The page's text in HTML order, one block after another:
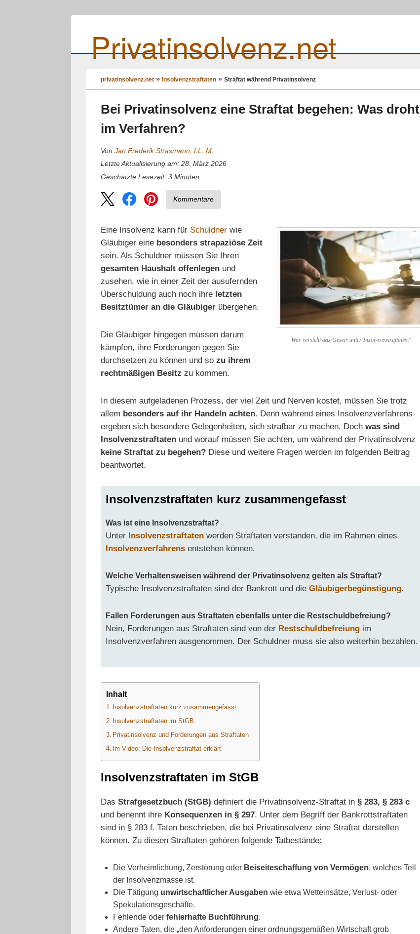
Privatinsolvenz.net
privatinsolvenz.net Insolvenzstraftaten Straftat während Privatinsolvenz
Bei Privatinsolvenz eine Straftat begehen: Was droht
im Verfahren?
Von Jan Frederik Strasmann, LL. M.
Letzte Aktualisierung am: 28. März 2026
Geschätzte Lesezeit: 3 Minuten
Kommentare
Was versteht das Gesetz unter Insolvenzstraftaten?
Eine Insolvenz kann für Schuldnerwie
Gläubiger eine besonders strapaziöse Zeit
sein. Als Schuldner müssen Sie Ihren
gesamten Haushalt offenlegenund
zusehen, wie in einer Zeit der ausufernden
Überschuldung auch noch ihre letzten
Besitztümer an die Gläubigerübergehen.
Die Gläubiger hingegen müssen darum
kämpfen, ihre Forderungen gegen Sie
durchsetzen zu können und so zu ihrem
rechtmäßigen Besitz zu kommen.
In diesem aufgeladenen Prozess, der viel Zeit und Nerven kostet, müssen Sie trotz
allem besonders auf ihr Handeln achten. Denn während eines Insolvenzverfahrens
ergeben sich besondere Gelegenheiten, sich strafbar zu machen. Doch was sind
Insolvenzstraftatenund worauf müssen Sie achten, um während der Privatinsolvenz
keine Straftat zu begehen?Diese und weitere Fragen werden im folgenden Beitrag
beantwortet.
Insolvenzstraftaten kurz zusammengefasst
Was ist eine Insolvenzstraftat?
Unter Insolvenzstraftatenwerden Straftaten verstanden, die im Rahmen eines
Insolvenzverfahrensentstehen können.
Welche Verhaltensweisen während der Privatinsolvenz gelten als Straftat?
Typische Insolvenzstraftaten sind der Bankrott und die Gläubigerbegünstigung.
Fallen Forderungen aus Straftaten ebenfalls unter die Restschuldbefreiung?
Nein, Forderungen aus Straftaten sind von der Restschuldbefreiungim
Insolvenzverfahren ausgenommen. Der Schuldner muss sie also weiterhin bezahlen.
Inhalt
Insolvenzstraftaten kurz zusammengefasst
Insolvenzstraftaten im StGB
Privatinsolvenz und Forderungen aus Straftaten
Im Video: Die Insolvenzstraftat erklärt
Insolvenzstraftaten im StGB
Das Strafgesetzbuch (StGB) definiert die Privatinsolvenz-Straftat in § 283, § 283 c
und benennt ihre Konsequenzen in § 297. Unter dem Begriff der Bankrottstraftaten
sind in § 283 f. Taten beschrieben, die bei Privatinsolvenz eine Straftat darstellen
können. Zu diesen Straftaten gehören folgende Tatbestände:
Die Verheimlichung, Zerstörung oder Beiseiteschaffung von Vermögen, welches Teil
der Insolvenzmasse ist.
Die Tätigung unwirtschaftlicher Ausgaben wie etwa Wetteinsätze, Verlust- oder
Spekulationsgeschäfte.
Fehlende oder fehlerhafte Buchführung.
Andere Taten, die „den Anforderungen einer ordnungsgemäßen Wirtschaft grob